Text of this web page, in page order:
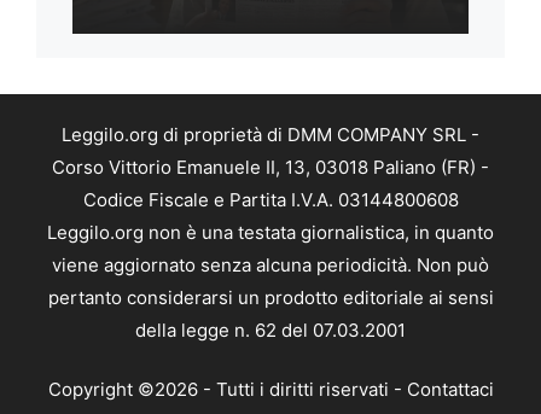
Leggilo.org di proprietà di DMM COMPANY SRL -
Corso Vittorio Emanuele II, 13, 03018 Paliano (FR) -
Codice Fiscale e Partita I.V.A. 03144800608
Leggilo.org non è una testata giornalistica, in quanto
viene aggiornato senza alcuna periodicità. Non può
pertanto considerarsi un prodotto editoriale ai sensi
della legge n. 62 del 07.03.2001
Copyright ©2026 - Tutti i diritti riservati - Contattaci